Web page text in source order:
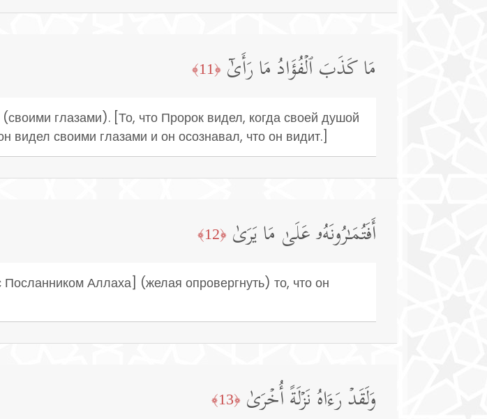
مَا كَذَبَ ٱلۡفُؤَادُ مَا رَأَىٰۤ ﴿11﴾
глазами). [То, что Пророк видел, когда своей душой
видел своими глазами и он осознавал, что он видит.]
أَفَتُمَـٰرُونَهُۥ عَلَىٰ مَا یَرَىٰ ﴿12﴾
Аллаха] (желая опровергнуть) то, что он
وَلَقَدۡ رَءَاهُ نَزۡلَةً أُخۡرَىٰ ﴿13﴾